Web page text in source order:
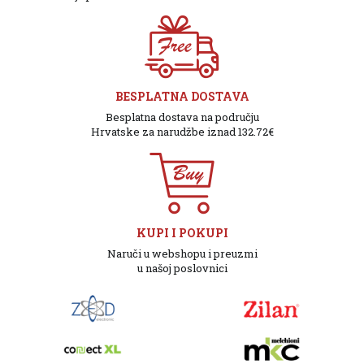
BESPLATNA DOSTAVA
Besplatna dostava na području
Hrvatske za narudžbe iznad 132.72€
KUPI I POKUPI
Naruči u webshopu i preuzmi
u našoj poslovnici